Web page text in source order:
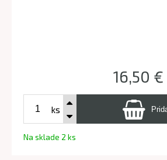
16,50 €
ks
Na sklade 2 ks